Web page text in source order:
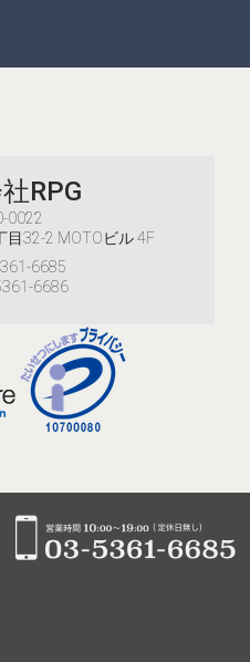
RPG
0022
目32-2 MOTOビル 4F
6685
6686
株式会社RPG